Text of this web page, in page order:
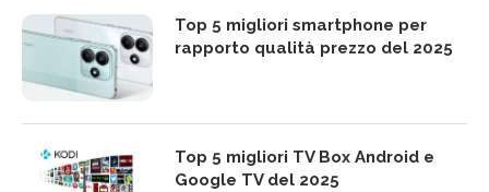
Top 5 migliori smartphone per
rapporto qualità prezzo del 2025
Top 5 migliori TV Box Android e
Google TV del 2025